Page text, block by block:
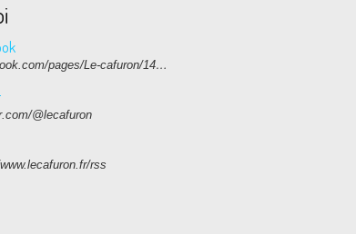
//facebook.com/pages/Le-cafuron/1415682768741632
@lecafuron
rss